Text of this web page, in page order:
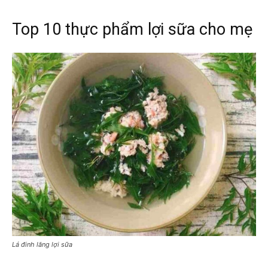
Top 10 thực phẩm lợi sữa cho mẹ
Lá đinh lăng lợi sữa